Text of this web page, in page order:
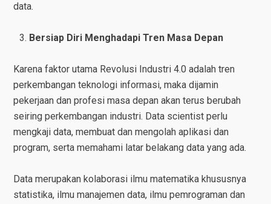
data.
Bersiap Diri Menghadapi Tren Masa Depan
Karena faktor utama Revolusi Industri 4.0 adalah tren
perkembangan teknologi informasi, maka dijamin
pekerjaan dan profesi masa depan akan terus berubah
seiring perkembangan industri. Data scientist perlu
mengkaji data, membuat dan mengolah aplikasi dan
program, serta memahami latar belakang data yang ada.
Data merupakan kolaborasi ilmu matematika khususnya
statistika, ilmu manajemen data, ilmu pemrograman dan